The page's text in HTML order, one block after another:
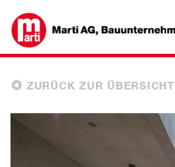
ZURÜCK ZUR ÜBERSICHT